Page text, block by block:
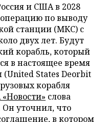
и США в 2028
по выводу
станции (МКС) с
двух лет. Будут
корабль, который
в настоящее время
States Deorbit
корабля
слова
Он уточнил, что
в котором